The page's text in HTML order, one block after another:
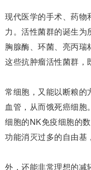
现代医学的手术、药物
力。活性菌群的诞生为
胸腺酶、环菌、亮丙瑞
这些抗肿瘤活性菌群，
常细胞，又能以断粮的
血管，从而饿死癌细
细胞的NK免疫细胞的
功能消灭过多的自由基
外，还能非常理想的减